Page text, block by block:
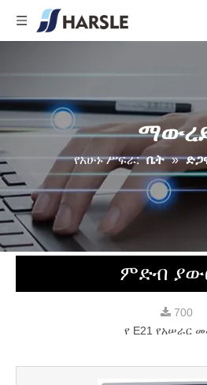
የአሁኑ ሥፍራ: ቤት »
ምድብ
700
የ E21 የአሠራር